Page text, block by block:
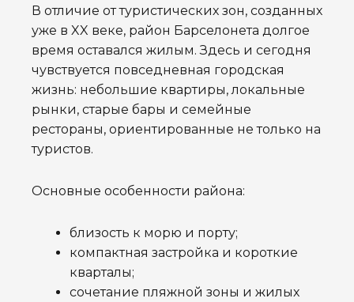
В отличие от туристических зон, созданных
уже в XX веке, район Барселонета долгое
время оставался жилым. Здесь и сегодня
чувствуется повседневная городская
жизнь: небольшие квартиры, локальные
рынки, старые бары и семейные
рестораны, ориентированные не только на
туристов.
Основные особенности района:
близость к морю и порту;
компактная застройка и короткие
кварталы;
сочетание пляжной зоны и жилых